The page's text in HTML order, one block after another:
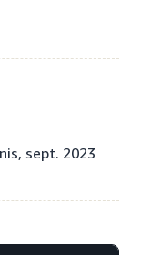
sept. 2023